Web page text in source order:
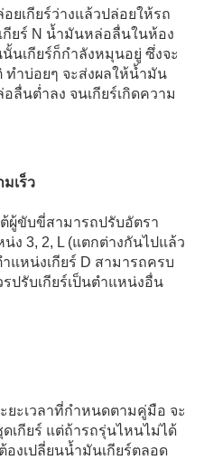
ยเกียร์ว่างแล้วปล่อยให้รถ
กียร์ N น้ำมันหล่อลื่นในห้อง
นเกียร์ก็กำลังหมุนอยู่ ซึ่งจะ
ทำบ่อยๆ จะส่งผลให้น้ำมัน
ลื่นต่ำลง จนเกียร์เกิดความ
เร็ว
ผู้ขับขี่สามารถปรับอัตรา
ง 3, 2, L (แตกต่างกันไปแล้ว
แหน่งเกียร์ D สามารถครบ
ปรับเกียร์เป็นตำแหน่งอื่น
ยะเวลาที่กำหนดตามคู่มือ จะ
กียร์ แต่ถ้ารถรุ่นไหนไม่ได้
องเปลี่ยนน้ำมันเกียร์ตลอด